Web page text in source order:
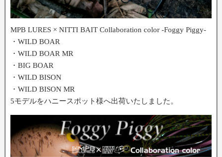
MPB LURES × NITTI BAIT Collaboration color -Foggy Piggy-
・WILD BOAR
・WILD BOAR MR
・BIG BOAR
・WILD BISON
・WILD BISON MR
5モデルをハニースポット様へ出荷いたしました。